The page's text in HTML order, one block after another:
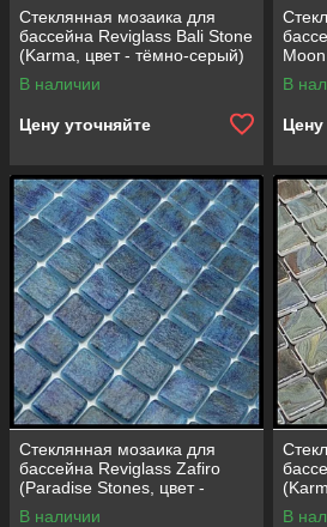
Стеклянная мозаика для
бассейна Reviglass Bali Stone
(Karma, цвет - тёмно-серый)
В наличии
Цену уточняйте
В
Цену
Стеклянная мозаика для
бассейна Reviglass Zafiro
(Paradise Stones, цвет -
синий)
В наличии В